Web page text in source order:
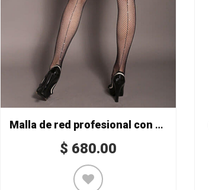
Malla de red profesional con pedrería Mod. 852/S
$ 680.00